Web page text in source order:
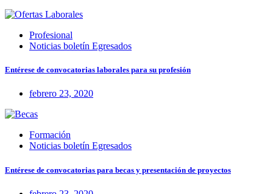
Profesional
Noticias boletín Egresados
Entérese de convocatorias laborales para su profesión
febrero 23, 2020
Formación
Noticias boletín Egresados
Entérese de convocatorias para becas y presentación de proyectos